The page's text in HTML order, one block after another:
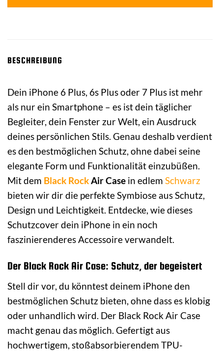
BESCHREIBUNG
Dein iPhone 6 Plus, 6s Plus oder 7 Plus ist mehr
als nur ein Smartphone – es ist dein täglicher
Begleiter, dein Fenster zur Welt, ein Ausdruck
deines persönlichen Stils. Genau deshalb verdient
es den bestmöglichen Schutz, ohne dabei seine
elegante Form und Funktionalität einzubüßen.
Mit dem Black Rock Air Case in edlem Schwarz
bieten wir dir die perfekte Symbiose aus Schutz,
Design und Leichtigkeit. Entdecke, wie dieses
Schutzcover dein iPhone in ein noch
faszinierenderes Accessoire verwandelt.
Der Black Rock Air Case: Schutz, der begeistert
Stell dir vor, du könntest deinem iPhone den
bestmöglichen Schutz bieten, ohne dass es klobig
oder unhandlich wird. Der Black Rock Air Case
macht genau das möglich. Gefertigt aus
hochwertigem, stoßabsorbierendem TPU-